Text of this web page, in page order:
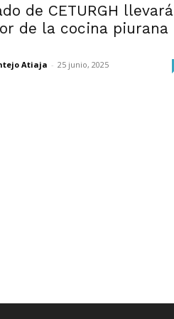
de CETURGH llevará
de la cocina piurana
Atiaja - 25 junio, 2025